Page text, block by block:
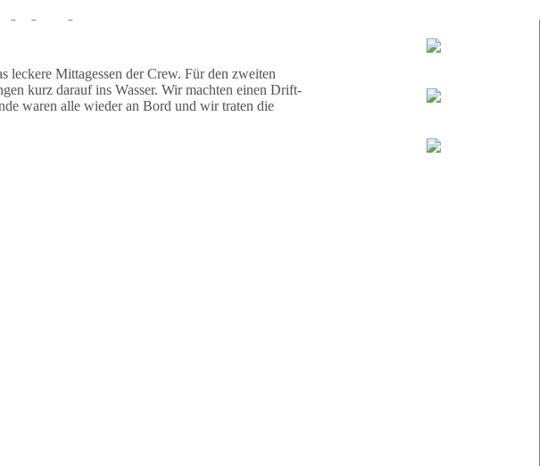
einige Muränen und eine Schildkröte.
leckere Mittagessen der Crew. Für den zweiten
kurz darauf ins Wasser. Wir machten einen Drift-
waren alle wieder an Bord und wir traten die